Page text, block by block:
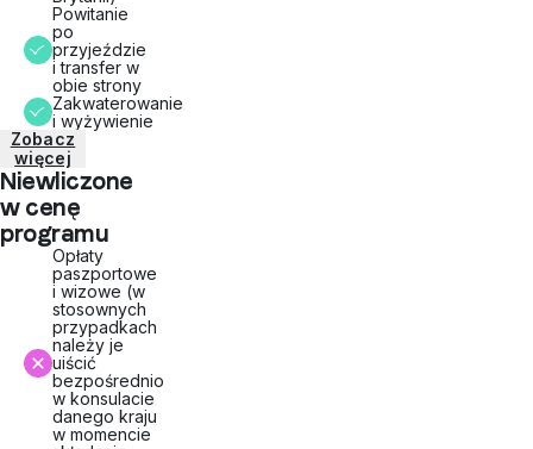
Powitanie
po
przyjeździe
i transfer w
obie strony
Zakwaterowanie
i wyżywienie
Zobacz
więcej
Niewliczone
w cenę
programu
Opłaty
paszportowe
i wizowe (w
stosownych
przypadkach
należy je
uiścić
bezpośrednio
w konsulacie
danego kraju
w momencie